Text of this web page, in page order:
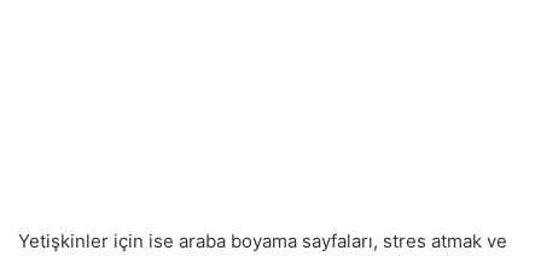
Yetişkinler için ise araba boyama sayfaları, stres atmak ve